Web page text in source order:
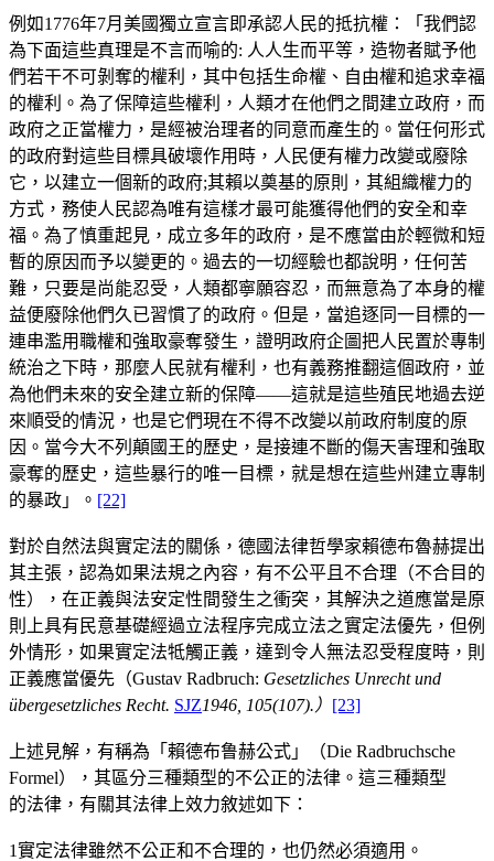
例如1776年7月美國獨立宣言即承認人民的抵抗權：「我們認
為下面這些真理是不言而喻的: 人人生而平等，造物者賦予他
們若干不可剝奪的權利，其中包括生命權、自由權和追求幸福
的權利。為了保障這些權利，人類才在他們之間建立政府，而
政府之正當權力，是經被治理者的同意而產生的。當任何形式
的政府對這些目標具破壞作用時，人民便有權力改變或廢除
它，以建立一個新的政府;其賴以奠基的原則，其組織權力的
方式，務使人民認為唯有這樣才最可能獲得他們的安全和幸
福。為了慎重起見，成立多年的政府，是不應當由於輕微和短
暫的原因而予以變更的。過去的一切經驗也都說明，任何苦
難，只要是尚能忍受，人類都寧願容忍，而無意為了本身的權
益便廢除他們久已習慣了的政府。但是，當追逐同一目標的一
連串濫用職權和強取豪奪發生，證明政府企圖把人民置於專制
統治之下時，那麼人民就有權利，也有義務推翻這個政府，並
為他們未來的安全建立新的保障——這就是這些殖民地過去逆
來順受的情況，也是它們現在不得不改變以前政府制度的原
因。當今大不列顛國王的歷史，是接連不斷的傷天害理和強取
豪奪的歷史，這些暴行的唯一目標，就是想在這些州建立專制
的暴政」。 [22]
對於自然法與實定法的關係，德國法律哲學家賴德布魯赫提出
其主張，認為如果法規之內容，有不公平且不合理（不合目的
性），在正義與法安定性間發生之衝突，其解決之道應當是原
則上具有民意基礎經過立法程序完成立法之實定法優先，但例
外情形，如果實定法牴觸正義，達到令人無法忍受程度時，則
正義應當優先（Gustav Radbruch: Gesetzliches Unrecht und
übergesetzliches Recht. SJZ1946, 105(107).） [23]
上述見解，有稱為「賴德布鲁赫公式」（Die Radbruchsche
Formel），其區分三種類型的不公正的法律。這三種類型
的法律，有關其法律上效力敘述如下：
1實定法律雖然不公正和不合理的，也仍然必須適用。